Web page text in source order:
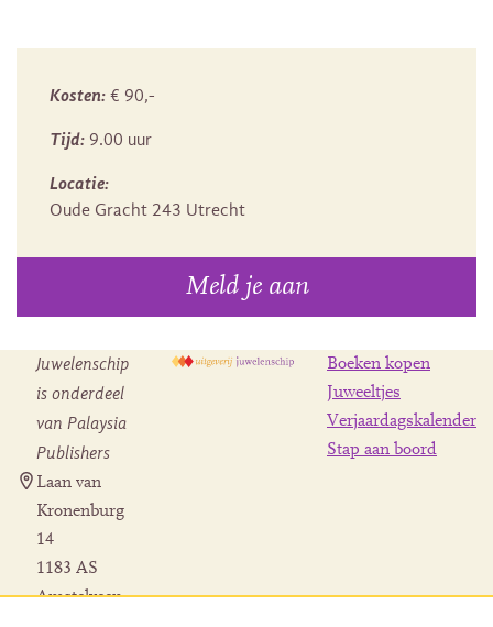
Kosten: € 90,-
Tijd: 9.00 uur
Locatie:
Oude Gracht 243 Utrecht
Meld je aan
Juwelenschip
is onderdeel
van Palaysia
Publishers
Laan van
Kronenburg
14
1183 AS
Amstelveen
Boeken kopen
Juweeltjes
Verjaardagskalender
Stap aan boord